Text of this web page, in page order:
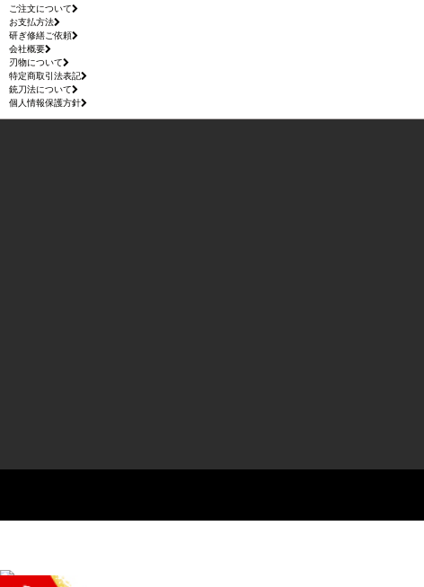
ご注文について
お支払方法
研ぎ修繕ご依頼
会社概要
刃物について
特定商取引法表記
銃刀法について
個人情報保護方針